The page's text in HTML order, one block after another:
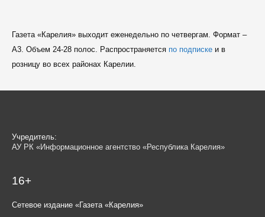
Газета «Карелия» выходит еженедельно по четвергам. Формат –
A3. Объем 24-28 полос. Распространяется по подпискеи в
розницу во всех районах Карелии.
Учредитель:
АУ РК «Информационное агентство «Республика Карелия»
16+
Сетевое издание «Газета «Карелия»